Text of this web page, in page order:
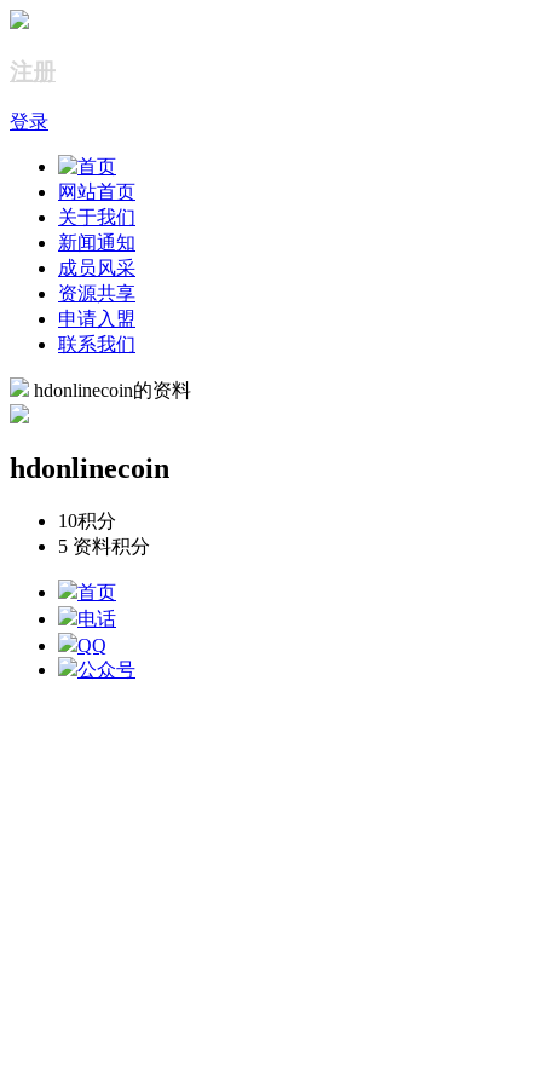
注册
登录
网站首页
关于我们
新闻通知
成员风采
资源共享
申请入盟
联系我们
hdonlinecoin的资料
hdonlinecoin
10积分
5 资料积分
首页
电话
QQ
公众号